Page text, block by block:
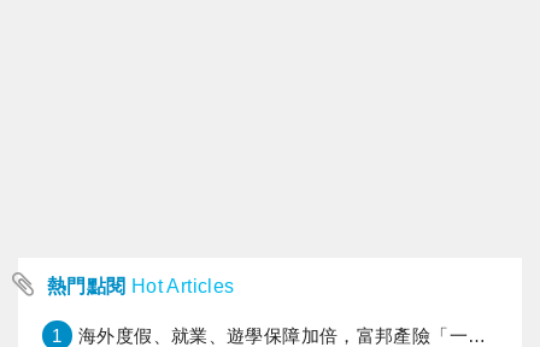
熱門點閱 Hot Articles
1 海外度假、就業、遊學保障加倍，富邦產險「一期逐夢」專案加碼遠距醫療與緊急救援